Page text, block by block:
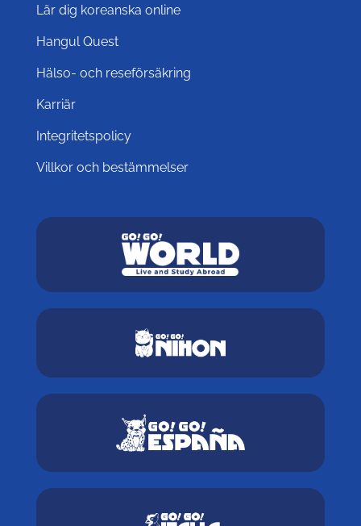
Lär dig koreanska online
Hangul Quest
Hälso- och reseförsäkring
Karriär
Integritetspolicy
Villkor och bestämmelser